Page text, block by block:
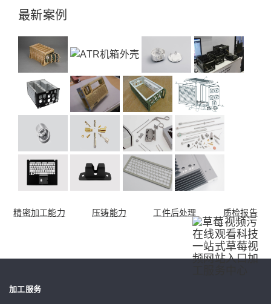
最新案例
精密加工能力 压铸能力 工件后处理 质检报告
加工服务